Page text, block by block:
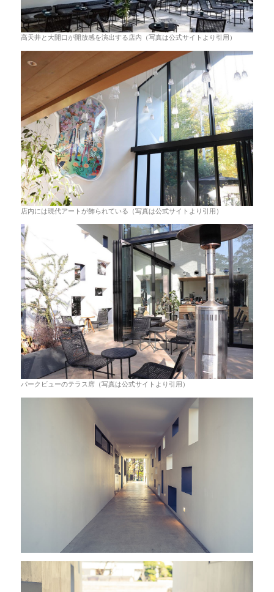
高天井と大開口が開放感を演出する店内（写真は公式サイトより引用）
店内には現代アートが飾られている（写真は公式サイトより引用）
パークビューのテラス席（写真は公式サイトより引用）